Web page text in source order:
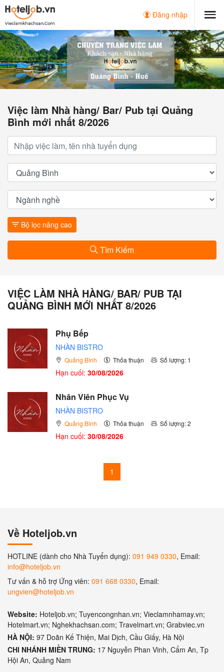
Đăng nhập
Việc làm Nhà hàng/ Bar/ Pub tại Quảng
Bình mới nhất 8/2026
Bộ lọc nâng cao
Tìm Kiếm
VIỆC LÀM NHÀ HÀNG/ BAR/ PUB TẠI
QUẢNG BÌNH MỚI NHẤT 8/2026
Phụ Bếp
NHÀN BISTRO
Quảng Bình Thỏa thuận Số lượng: 1
Hạn cuối: 30/08/2026
Nhân Viên Phục Vụ
NHÀN BISTRO
Quảng Bình Thỏa thuận Số lượng: 2
Hạn cuối: 30/08/2026
1
Về Hoteljob.vn
HOTLINE (dành cho Nhà Tuyển dụng): 091 949 0330, Email:
info@hoteljob.vn
Tư vấn & hỗ trợ Ứng viên: 091 668 0330, Email:
ungvien@hoteljob.vn
Website: Hoteljob.vn; Tuyencongnhan.vn; Vieclamnhamay.vn;
Hotelmart.vn; Nghekhachsan.com; Travelmart.vn; Grabviec.vn
HÀ NỘI: 97 Doãn Kế Thiện, Mai Dịch, Cầu Giấy, Hà Nội
CHI NHÁNH MIỀN TRUNG: 17 Nguyễn Phan Vinh, Cẩm An, Tp
Hội An, Quảng Nam